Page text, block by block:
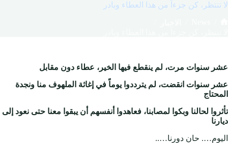
لا تنتظر، كن جزءاً من هذا العطاء وبادر
عشر سنوات مرت، لم ينقطع فيها الخير، عطاء دون مقابل
عشر سنوات انقضت، لم يترددوا يوماً في إغاثة الملهوف منا ونجدة
المحتاج
تأثروا لحالنا وبكوا لمصابنا، فعاهدوا أنفسهم أن يبقوا معنا حتى نعود إلى
ديارنا
اليوم…. حان دورنا…..